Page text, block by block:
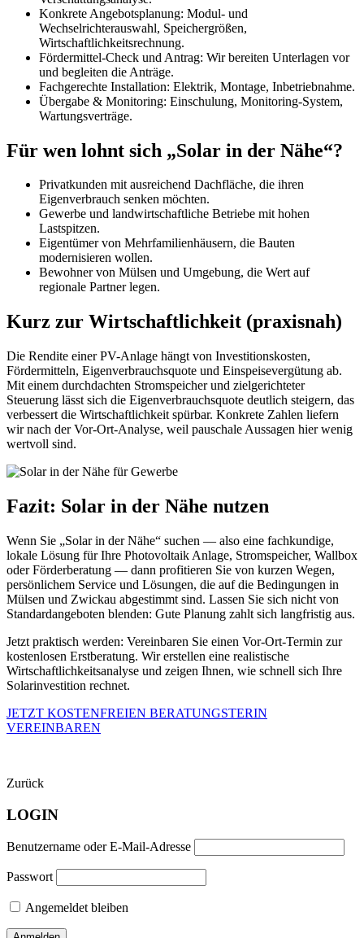
Konkrete Angebotsplanung: Modul- und
Wechselrichterauswahl, Speichergrößen,
Wirtschaftlichkeitsrechnung.
Fördermittel-Check und Antrag: Wir bereiten Unterlagen vor
und begleiten die Anträge.
Fachgerechte Installation: Elektrik, Montage, Inbetriebnahme.
Übergabe & Monitoring: Einschulung, Monitoring-System,
Wartungsverträge.
Für wen lohnt sich „Solar in der Nähe“?
Privatkunden mit ausreichend Dachfläche, die ihren
Eigenverbrauch senken möchten.
Gewerbe und landwirtschaftliche Betriebe mit hohen
Lastspitzen.
Eigentümer von Mehrfamilienhäusern, die Bauten
modernisieren wollen.
Bewohner von Mülsen und Umgebung, die Wert auf
regionale Partner legen.
Kurz zur Wirtschaftlichkeit (praxisnah)
Die Rendite einer PV-Anlage hängt von Investitionskosten,
Fördermitteln, Eigenverbrauchsquote und Einspeisevergütung ab.
Mit einem durchdachten Stromspeicher und zielgerichteter
Steuerung lässt sich die Eigenverbrauchsquote deutlich steigern, das
verbessert die Wirtschaftlichkeit spürbar. Konkrete Zahlen liefern
wir nach der Vor-Ort-Analyse, weil pauschale Aussagen hier wenig
wertvoll sind.
Fazit: Solar in der Nähe nutzen
Wenn Sie „Solar in der Nähe“ suchen — also eine fachkundige,
lokale Lösung für Ihre Photovoltaik Anlage, Stromspeicher, Wallbox
oder Förderberatung — dann profitieren Sie von kurzen Wegen,
persönlichem Service und Lösungen, die auf die Bedingungen in
Mülsen und Zwickau abgestimmt sind. Lassen Sie sich nicht von
Standardangeboten blenden: Gute Planung zahlt sich langfristig aus.
Jetzt praktisch werden: Vereinbaren Sie einen Vor-Ort-Termin zur
kostenlosen Erstberatung. Wir erstellen eine realistische
Wirtschaftlichkeitsanalyse und zeigen Ihnen, wie schnell sich Ihre
Solarinvestition rechnet.
JETZT KOSTENFREIEN BERATUNGSTERIN
VEREINBAREN
Zurück
LOGIN
Benutzername oder E-Mail-Adresse
Passwort
Angemeldet bleiben